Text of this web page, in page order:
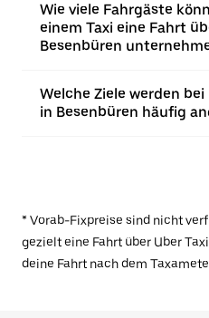
Wie viele Fahrgäste
einem Taxi eine Fahrt
Besenbüren
Welche Ziele werden
in Besenbüren häufig
* Vorab-Fixpreise sind nicht
gezielt eine Fahrt über Uber
deine Fahrt nach dem